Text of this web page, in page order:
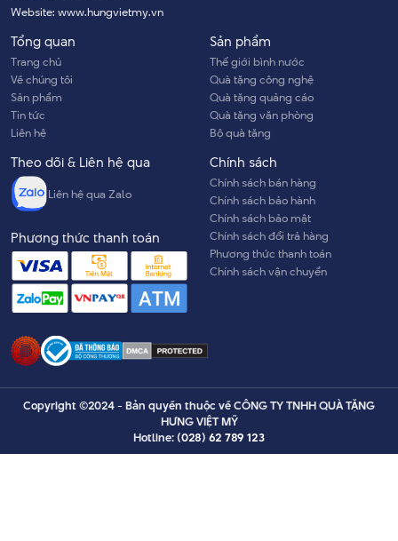
Website: www.hungvietmy.vn
Tổng quan
Trang chủ
Về chúng tôi
Sản phẩm
Tin tức
Liên hệ
Sản phẩm
Thế giới bình nước
Quà tặng công nghệ
Quà tặng quảng cáo
Quà tặng văn phòng
Bộ quà tặng
Chính sách
Chính sách bán hàng
Chính sách bảo hành
Chính sách bảo mật
Chính sách đổi trả hàng
Phương thức thanh toán
Chính sách vận chuyển
Theo dõi & Liên hệ qua
Liên hệ qua Zalo
Phương thức thanh toán
Copyright ©2024 - Bản quyền thuộc về CÔNG TY TNHH QUÀ TẶNG
HƯNG VIỆT MỸ
Hotline:(028) 62 789 123